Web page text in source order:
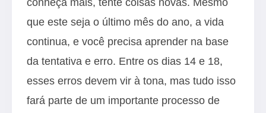
que este seja o último mês do ano, a vida
continua, e você precisa aprender na base
da tentativa e erro. Entre os dias 14 e 18,
esses erros devem vir à tona, mas tudo isso
fará parte de um importante processo de